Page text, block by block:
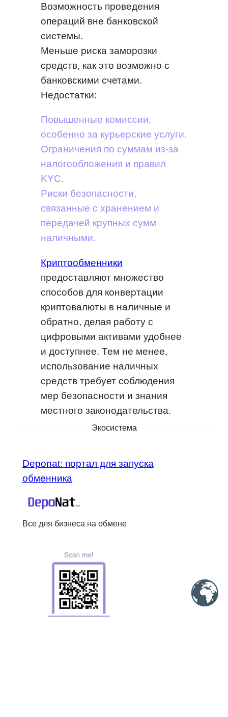
Возможность проведения
операций вне банковской
системы.
Меньше риска заморозки
средств, как это возможно с
банковскими счетами.
Недостатки:
Повышенные комиссии,
особенно за курьерские услуги.
Ограничения по суммам из-за
налогообложения и правил
KYC.
Риски безопасности,
связанные с хранением и
передачей крупных сумм
наличными.
Криптообменники
предоставляют множество
способов для конвертации
криптовалюты в наличные и
обратно, делая работу с
цифровыми активами удобнее
и доступнее. Тем не менее,
использование наличных
средств требует соблюдения
мер безопасности и знания
местного законодательства.
Экосистема
Deponat: портал для запуска
обменника
Все для бизнеса на обмене